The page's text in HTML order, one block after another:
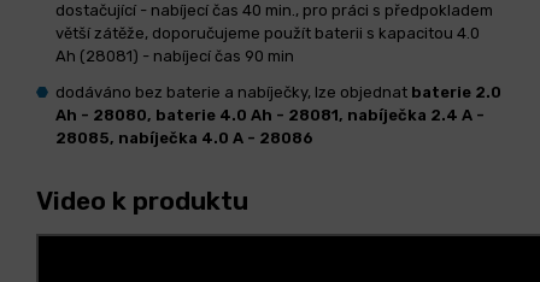
dostačující - nabíjecí čas 40 min., pro práci s předpokladem
větší zátěže, doporučujeme použít baterii s kapacitou 4.0
Ah (28081) - nabíjecí čas 90 min
dodáváno bez baterie a nabíječky, lze objednat baterie 2.0
Ah - 28080, baterie 4.0 Ah - 28081, nabíječka 2.4 A -
28085, nabíječka 4.0 A - 28086
Video k produktu